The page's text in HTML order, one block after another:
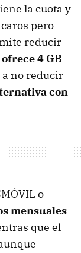
la cuota y
pero
reducir
4 GB
a no reducir
con
o
mensuales
que el